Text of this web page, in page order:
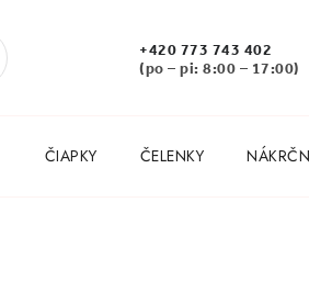
+420 773 743 402
(po – pi: 8:00 – 17:00)
ČIAPKY ČELENKY